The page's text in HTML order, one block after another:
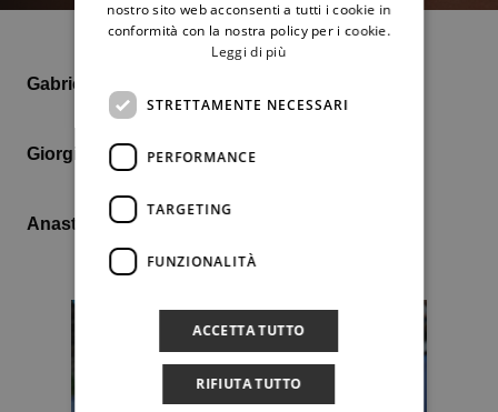
Gabriele Piraino
Giorgia Pedonenumero 249 Wta
Anastasia Abbagnato
nostro sito web acconsenti a tutti i cookie in
conformità con la nostra policy per i cookie.
Leggi di più
STRETTAMENTE NECESSARI
PERFORMANCE
TARGETING
FUNZIONALITÀ
ACCETTA TUTTO
RIFIUTA TUTTO